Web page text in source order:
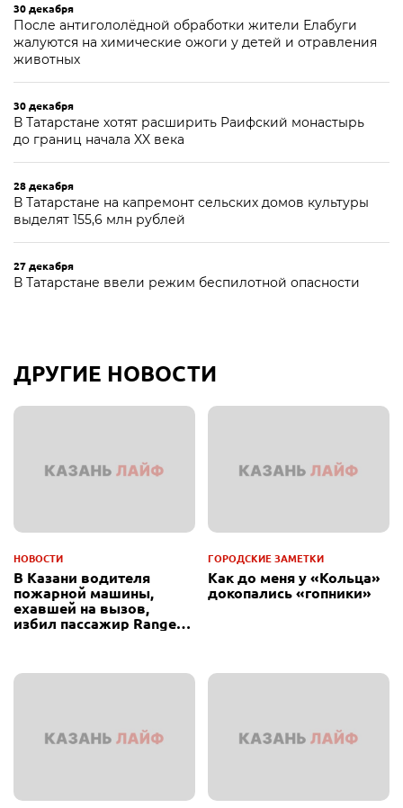
30 декабря
После антигололёдной обработки жители Елабуги
жалуются на химические ожоги у детей и отравления
животных
30 декабря
В Татарстане хотят расширить Раифский монастырь
до границ начала XX века
28 декабря
В Татарстане на капремонт сельских домов культуры
выделят 155,6 млн рублей
27 декабря
В Татарстане ввели режим беспилотной опасности
ДРУГИЕ НОВОСТИ
НОВОСТИ
В Казани водителя
пожарной машины,
ехавшей на вызов,
избил пассажир Range
ГОРОДСКИЕ ЗАМЕТКИ
Как до меня у «Кольца»
докопались «гопники»